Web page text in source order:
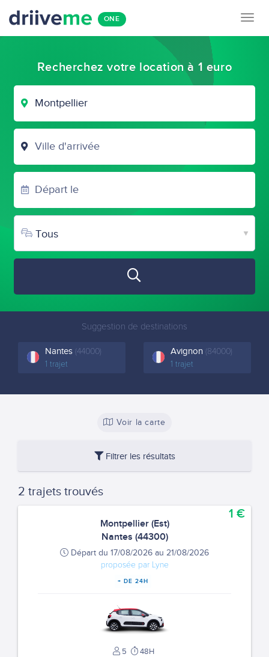
ONE
Recherchez votre location à 1 euro
Suggestion de destinations
Nantes (44000)
1 trajet
Avignon (84000)
1 trajet
Voir la carte
Filtrer les résultats
2 trajets trouvés
Montpellier (Est)
Nantes (44300)
Départ du 17/08/2026 au 21/08/2026
proposée par Lyne
+ DE 24H
5 48H
1 €